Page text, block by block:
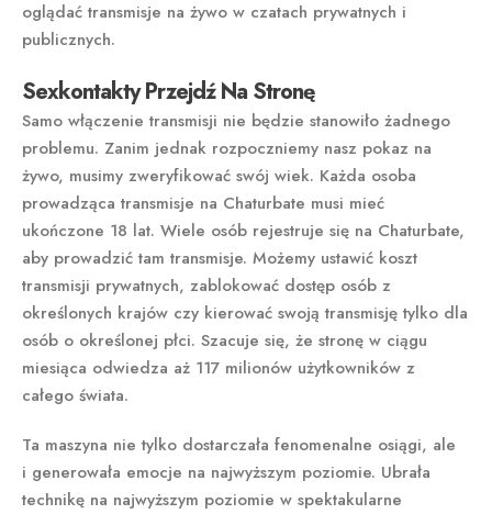
oglądać transmisje na żywo w czatach prywatnych i
publicznych.
Sexkontakty Przejdź Na Stronę
Samo włączenie transmisji nie będzie stanowiło żadnego
problemu. Zanim jednak rozpoczniemy nasz pokaz na
żywo, musimy zweryfikować swój wiek. Każda osoba
prowadząca transmisje na Chaturbate musi mieć
ukończone 18 lat. Wiele osób rejestruje się na Chaturbate,
aby prowadzić tam transmisje. Możemy ustawić koszt
transmisji prywatnych, zablokować dostęp osób z
określonych krajów czy kierować swoją transmisję tylko dla
osób o określonej płci. Szacuje się, że stronę w ciągu
miesiąca odwiedza aż 117 milionów użytkowników z
całego świata.
Ta maszyna nie tylko dostarczała fenomenalne osiągi, ale
i generowała emocje na najwyższym poziomie. Ubrała
technikę na najwyższym poziomie w spektakularne